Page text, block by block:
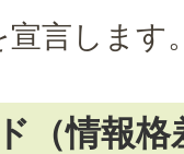
言します
（情報格